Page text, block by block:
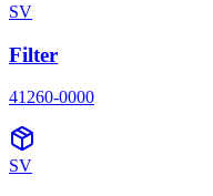
SV
Filter
41260-0000
SV